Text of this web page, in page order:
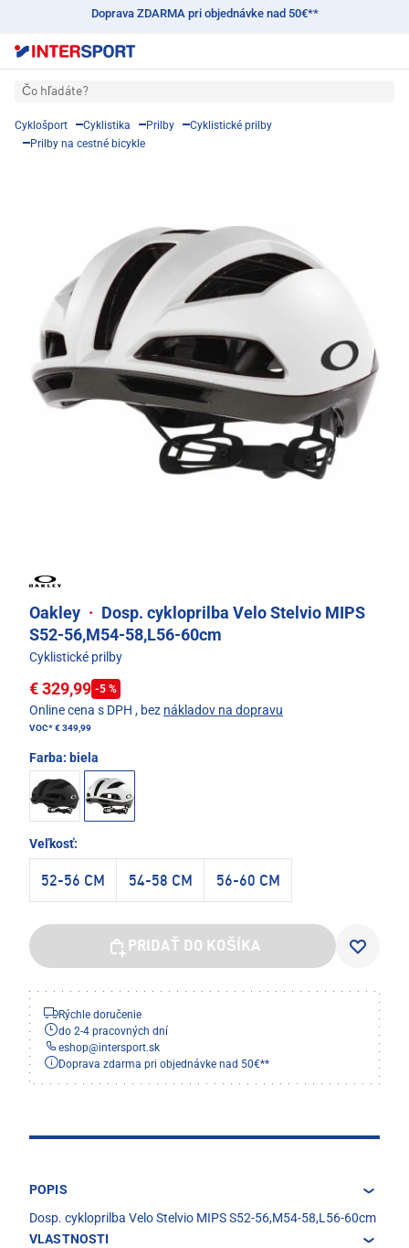
Doprava ZDARMA pri objednávke nad 50€**
Čo hľadáte?
Cyklošport Cyklistika Prilby
Cyklistické prilby
Prilby na cestné bicykle
Oakley · Dosp. cykloprilba Velo Stelvio MIPS
S52-56,M54-58,L56-60cm
Cyklistické prilby
€ 329,99 -5 %
Online cena s DPH , bez nákladov na dopravu
VOC*€ 349,99
Farba: biela
Veľkosť:
52-56 CM 54-58 CM 56-60 CM
PRIDAŤ DO KOŠÍKA
Rýchle doručenie
do 2-4 pracovných dní
eshop@intersport.sk
Doprava zdarma pri objednávke nad 50€**
POPIS
Dosp. cykloprilba Velo Stelvio MIPS S52-56,M54-58,L56-60cm
VLASTNOSTI